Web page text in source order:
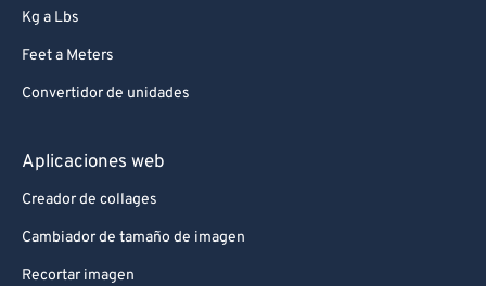
Kg a Lbs
Feet a Meters
Convertidor de unidades
Aplicaciones web
Creador de collages
Cambiador de tamaño de imagen
Recortar imagen